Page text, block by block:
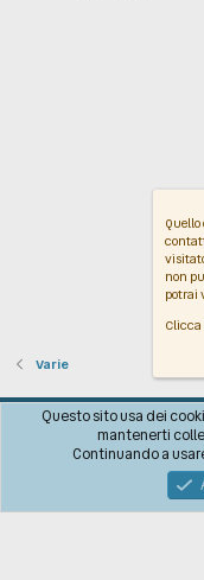
Varie
Italiano
Contattaci!
Regolamento
Community platform by XenForo
non
potrai
Questo sito usa dei
mantenerti
Continuando a